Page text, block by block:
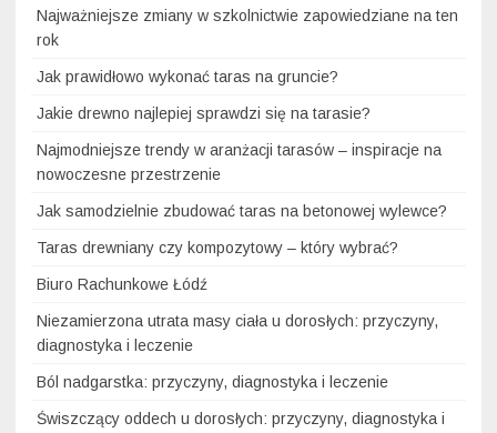
Najważniejsze zmiany w szkolnictwie zapowiedziane na ten
rok
Jak prawidłowo wykonać taras na gruncie?
Jakie drewno najlepiej sprawdzi się na tarasie?
Najmodniejsze trendy w aranżacji tarasów – inspiracje na
nowoczesne przestrzenie
Jak samodzielnie zbudować taras na betonowej wylewce?
Taras drewniany czy kompozytowy – który wybrać?
Biuro Rachunkowe Łódź
Niezamierzona utrata masy ciała u dorosłych: przyczyny,
diagnostyka i leczenie
Ból nadgarstka: przyczyny, diagnostyka i leczenie
Świszczący oddech u dorosłych: przyczyny, diagnostyka i